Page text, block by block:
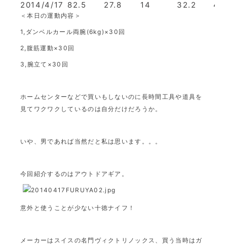
2014/4/17 82.5 27.8 14 32.2 48
＜本日の運動内容＞
1,ダンベルカール両腕(6kg)×30回
2,腹筋運動×30回
3,腕立て×30回
ホームセンターなどで買いもしないのに長時間工具や道具を
見てワクワクしているのは自分だけだろうか。
いや、男であれば当然だと私は思います。。。
今回紹介するのはアウトドアギア。
意外と使うことが少ない十徳ナイフ！
メーカーはスイスの名門ヴィクトリノックス、買う当時はガ